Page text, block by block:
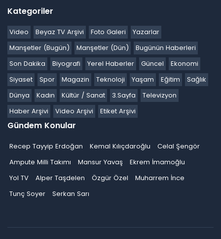
Kategoriler
Video Beyaz TV Arşivi Foto Galeri
Yazarlar
Manşetler (Bugün)
Manşetler (Dün)
Bugünün Haberleri
Son Dakika
Biyografi Yerel Haberler Güncel
Ekonomi
Siyaset
Spor Magazin Teknoloji Yaşam Eğitim
Sağlık
Dünya
Kadın Kültür / Sanat 3.Sayfa
Televizyon
Haber Arşivi
Video Arşivi Etiket Arşivi
Gündem Konular
Recep Tayyip Erdoğan Kemal Kılıçdaroğlu
Celal Şengör
Ampute Milli Takımı
Mansur Yavaş
Ekrem İmamoğlu
Yol TV
Alper Taşdelen Özgür Özel
Muharrem İnce
Tunç Soyer
Serkan Sarı